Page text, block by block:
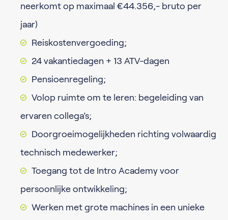
neerkomt op maximaal €44.356,- bruto per
jaar)
Reiskostenvergoeding;
24 vakantiedagen + 13 ATV-dagen
Pensioenregeling;
Volop ruimte om te leren: begeleiding van
ervaren collega’s;
Doorgroeimogelijkheden richting volwaardig
technisch medewerker;
Toegang tot de Intro Academy voor
persoonlijke ontwikkeling;
Werken met grote machines in een unieke